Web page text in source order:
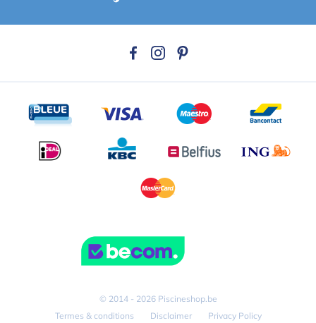
© 2014 - 2026 Piscineshop.be
Termes & conditions
Disclaimer Privacy Policy